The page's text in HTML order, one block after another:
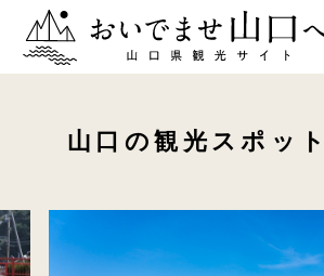
おいでませ山口へー山口県観光サイト
山口の観光スポッ